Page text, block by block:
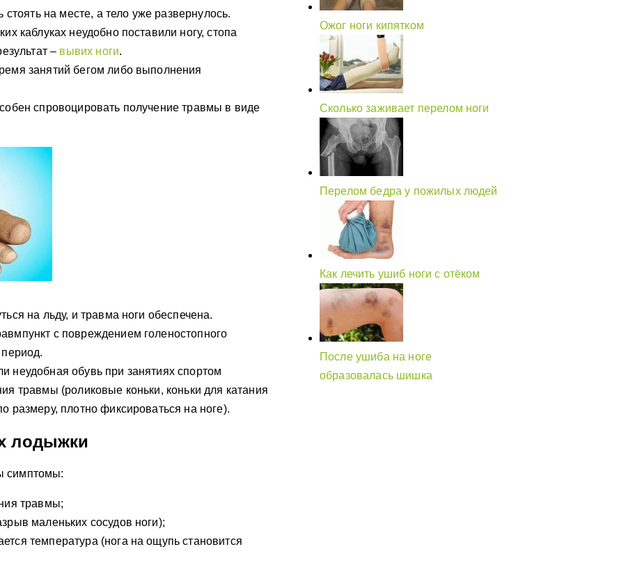
стоять на месте, а тело уже развернулось.
каблуках неудобно поставили ногу, стопа
– вывих ноги.
занятий бегом либо выполнения
спровоцировать получение травмы в виде
на льду, и травма ноги обеспечена.
с повреждением голеностопного
неудобная обувь при занятиях спортом
травмы (роликовые коньки, коньки для катания
размеру, плотно фиксироваться на ноге).
лодыжки
симптомы:
травмы;
маленьких сосудов ноги);
температура (нога на ощупь становится
Ожог ноги кипятком
Сколько заживает перелом ноги
Перелом бедра у пожилых людей
Как лечить ушиб ноги с отёком
После ушиба на ноге
образовалась шишка